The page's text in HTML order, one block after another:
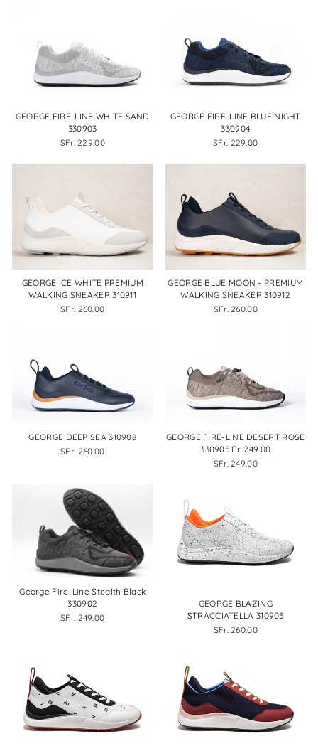
GEORGE FIRE-LINE WHITE SAND
330903
SFr. 229.00
GEORGE FIRE-LINE BLUE NIGHT
330904
SFr. 229.00
GEORGE ICE WHITE PREMIUM
WALKING SNEAKER 310911
SFr. 260.00
GEORGE BLUE MOON - PREMIUM
WALKING SNEAKER 310912
SFr. 260.00
GEORGE DEEP SEA 310908
SFr. 260.00
GEORGE FIRE-LINE DESERT ROSE
330905 Fr. 249.00
SFr. 249.00
George Fire-Line Stealth Black
330902
SFr. 249.00
GEORGE BLAZING
STRACCIATELLA 310905
SFr. 260.00